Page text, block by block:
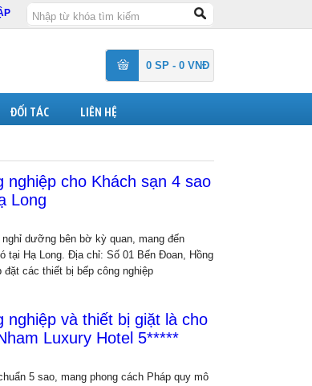
0 SP - 0 VNĐ
ĐỐI TÁC LIÊN HỆ
nghiệp cho Khách sạn 4 sao
Long
dưỡng bên bờ kỳ quan, mang đến
tại Hạ Long. Địa chỉ: Số 01 Bến Đoan, Hồng
đặt các thiết bị bếp công nghiệp
nghiệp và thiết bị giặt là cho
Luxury Hotel 5*****
5 sao, mang phong cách Pháp quy mô